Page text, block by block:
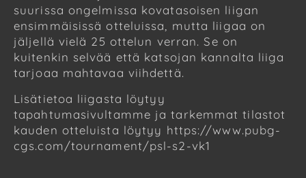
suurissa ongelmissa kovatasoisen liigan
ensimmäisissä otteluissa, mutta liigaa on
jäljellä vielä 25 ottelun verran. Se on
kuitenkin selvää että katsojan kannalta liiga
tarjoaa mahtavaa viihdettä.
Lisätietoa liigasta löytyy
tapahtumasivultamme ja tarkemmat tilastot
kauden otteluista löytyy https://www.pubg-
cgs.com/tournament/psl-s2-vk1